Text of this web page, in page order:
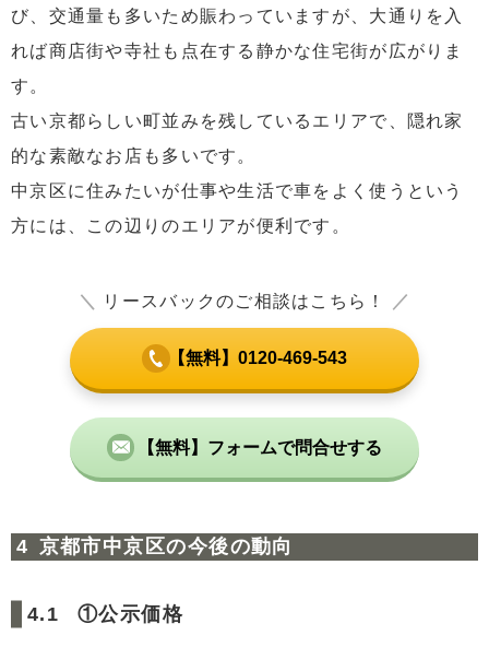
び、交通量も多いため賑わっていますが、大通りを入
れば商店街や寺社も点在する静かな住宅街が広がりま
す。
古い京都らしい町並みを残しているエリアで、隠れ家
的な素敵なお店も多いです。
中京区に住みたいが仕事や生活で車をよく使うという
方には、この辺りのエリアが便利です。
＼ リースバックのご相談はこちら！ ／
【無料】0120-469-543
【無料】フォームで問合せする
京都市中京区の今後の動向
①公示価格